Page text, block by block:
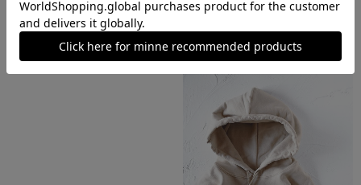
コーデュロイキャップ【キャメル】；クロワッサン刺繍付き
4,300円